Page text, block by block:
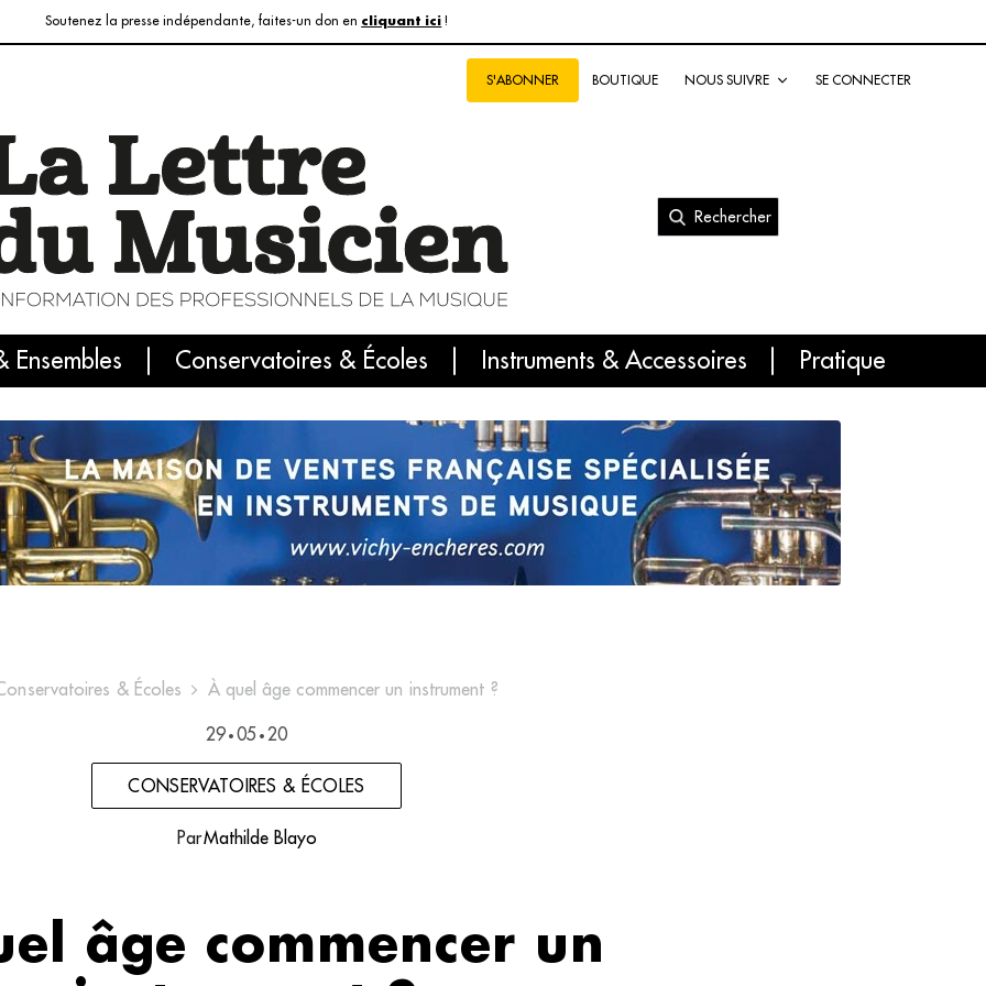
Soutenez la presse indépendante, faites-un don en cliquant ici !
S'ABONNER BOUTIQUE NOUS SUIVRE SE CONNECTER
Rechercher
Ensembles Conservatoires & Écoles Instruments & Accessoires Pratique
du jour Le numéro du mois International
& Écoles À quel âge commencer un instrument ?
29 • 05 • 20
CONSERVATOIRES & ÉCOLES
ParMathilde Blayo
âge commencer un